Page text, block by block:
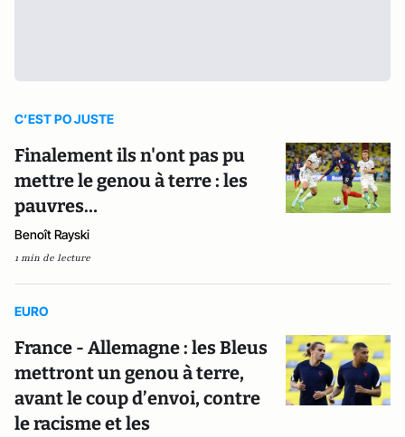
C’EST PO JUSTE
Finalement ils n'ont pas pu
mettre le genou à terre : les
pauvres…
Benoît Rayski
1 min de lecture
EURO
France - Allemagne : les Bleus
mettront un genou à terre,
avant le coup d’envoi, contre
le racisme et les